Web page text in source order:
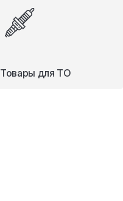
Товары для ТО